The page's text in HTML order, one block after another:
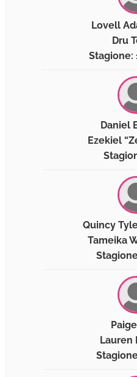
Lovell
Dru
Stagione:
Daniel
Ezekiel
Quincy
Tameika
Lauren